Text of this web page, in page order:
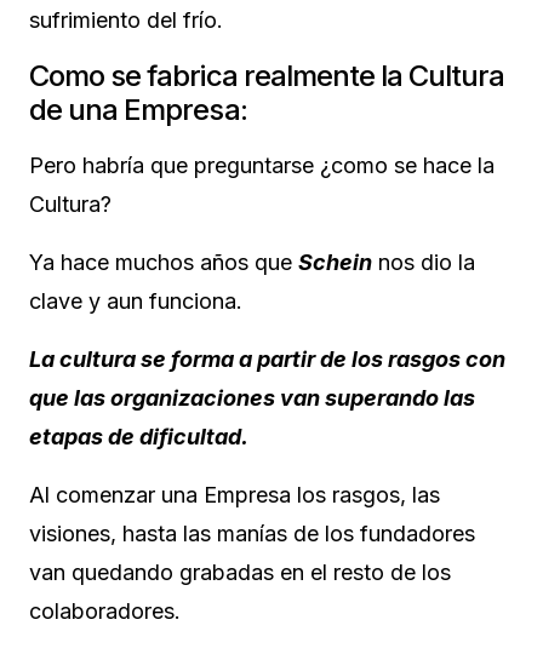
sufrimiento del frío.
Como se fabrica realmente la Cultura
de una Empresa:
Pero habría que preguntarse ¿como se hace la
Cultura?
Ya hace muchos años que Schein nos dio la
clave y aun funciona.
La cultura se forma a partir de los rasgos con
que las organizaciones van superando las
etapas de dificultad.
Al comenzar una Empresa los rasgos, las
visiones, hasta las manías de los fundadores
van quedando grabadas en el resto de los
colaboradores.